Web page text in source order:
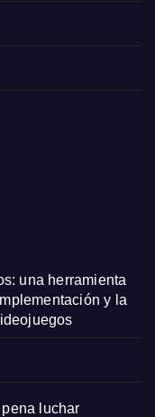
una herramienta
y la
luchar